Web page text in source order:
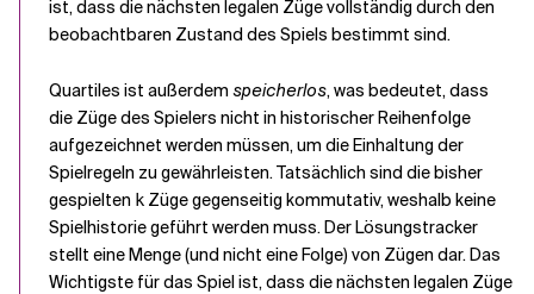
ist, dass die nächsten legalen Züge vollständig durch den
beobachtbaren Zustand des Spiels bestimmt sind.
Quartiles ist außerdem speicherlos, was bedeutet, dass
die Züge des Spielers nicht in historischer Reihenfolge
aufgezeichnet werden müssen, um die Einhaltung der
Spielregeln zu gewährleisten. Tatsächlich sind die bisher
gespielten k Züge gegenseitig kommutativ, weshalb keine
Spielhistorie geführt werden muss. Der Lösungstracker
stellt eine Menge (und nicht eine Folge) von Zügen dar. Das
Wichtigste für das Spiel ist, dass die nächsten legalen Züge